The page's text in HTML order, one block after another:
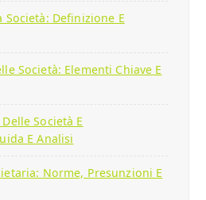
Società: Definizione E
Società: Elementi Chiave E
Società E
E Analisi
Norme, Presunzioni E